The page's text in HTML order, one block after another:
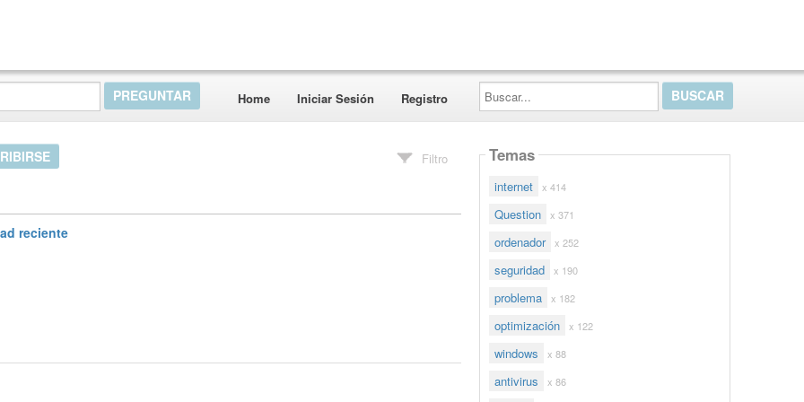
Home Iniciar Sesión Registro
Buscar...
Filtro
reciente
Temas
internet x 414
Question x 371
ordenador x 252
seguridad x 190
problema x 182
optimización x 122
windows x 88
antivirus x 86